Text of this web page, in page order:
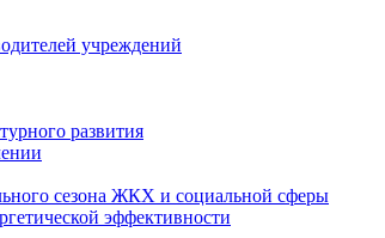
учреждений
развития
сезона ЖКХ и социальной сферы
эффективности